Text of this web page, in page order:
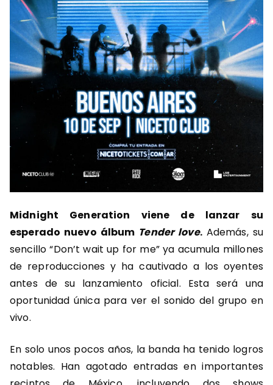
Midnight Generation viene de lanzar su
esperado nuevo álbum Tender love.Además, su
sencillo “Don’t wait up for me” ya acumula millones
de reproducciones y ha cautivado a los oyentes
antes de su lanzamiento oficial. Esta será una
oportunidad única para ver el sonido del grupo en
vivo.
En solo unos pocos años, la banda ha tenido logros
notables. Han agotado entradas en importantes